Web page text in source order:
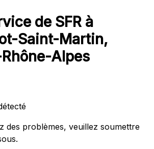
de SFR à
Saint-Martin,
Alpes
des problèmes, veuillez soumettre